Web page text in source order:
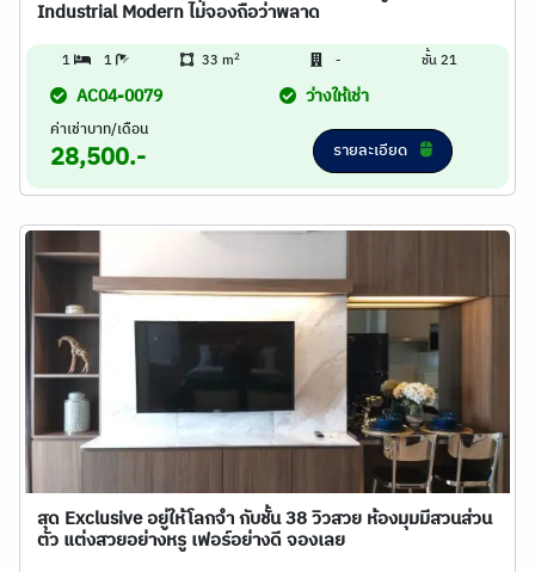
Industrial Modern ไม่จองถือว่าพลาด
1 1 33 m2 - ชั้น 21
AC04-0079 ว่างให้เช่า
ค่าเช่าบาท/เดือน
28,500.- รายละเอียด
สุด Exclusive อยู่ให้โลกจำ กับชั้น 38 วิวสวย ห้องมุมมีสวนส่วน
ตัว แต่งสวยอย่างหรู เฟอร์อย่างดี จองเลย